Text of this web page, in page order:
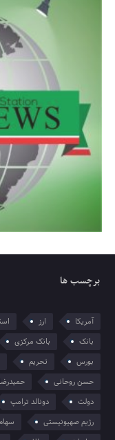
برچسب ها
آمریکا ارز
بانک
بانک مرکزی
بورس
تحریم
حسن روحانی
دولت
دونالد ترامپ
رژیم صهیونیستی